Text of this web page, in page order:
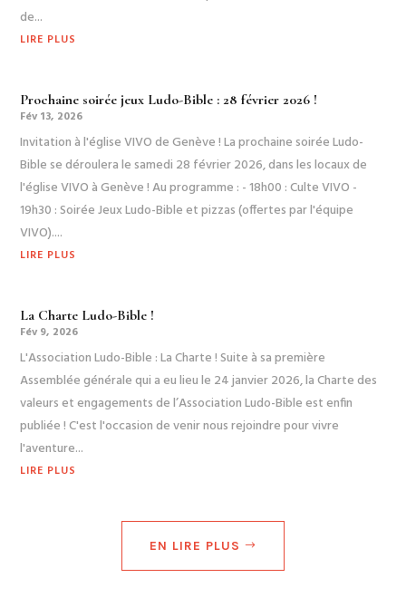
de...
LIRE PLUS
Prochaine soirée jeux Ludo-Bible : 28 février 2026 !
Fév 13, 2026
Invitation à l'église VIVO de Genève ! La prochaine soirée Ludo-
Bible se déroulera le samedi 28 février 2026, dans les locaux de
l'église VIVO à Genève ! Au programme : - 18h00 : Culte VIVO -
19h30 : Soirée Jeux Ludo-Bible et pizzas (offertes par l'équipe
VIVO)....
LIRE PLUS
La Charte Ludo-Bible !
Fév 9, 2026
L'Association Ludo-Bible : La Charte ! Suite à sa première
Assemblée générale qui a eu lieu le 24 janvier 2026, la Charte des
valeurs et engagements de l’Association Ludo-Bible est enfin
publiée ! C'est l'occasion de venir nous rejoindre pour vivre
l'aventure...
LIRE PLUS
EN LIRE PLUS